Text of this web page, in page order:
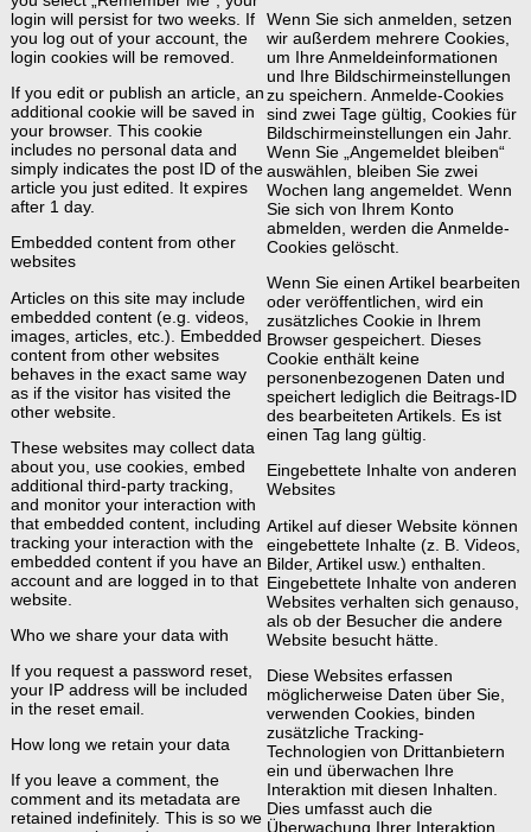
login will persist for two weeks. If
you log out of your account, the
login cookies will be removed.
If you edit or publish an article, an
additional cookie will be saved in
your browser. This cookie
includes no personal data and
simply indicates the post ID of the
article you just edited. It expires
after 1 day.
Embedded content from other
websites
Articles on this site may include
embedded content (e.g. videos,
images, articles, etc.). Embedded
content from other websites
behaves in the exact same way
as if the visitor has visited the
other website.
These websites may collect data
about you, use cookies, embed
additional third-party tracking,
and monitor your interaction with
that embedded content, including
tracking your interaction with the
embedded content if you have an
account and are logged in to that
website.
Who we share your data with
If you request a password reset,
your IP address will be included
in the reset email.
How long we retain your data
If you leave a comment, the
comment and its metadata are
retained indefinitely. This is so we
Wenn Sie sich anmelden, setzen
wir außerdem mehrere Cookies,
um Ihre Anmeldeinformationen
und Ihre Bildschirmeinstellungen
zu speichern. Anmelde-Cookies
sind zwei Tage gültig, Cookies für
Bildschirmeinstellungen ein Jahr.
Wenn Sie „Angemeldet bleiben“
auswählen, bleiben Sie zwei
Wochen lang angemeldet. Wenn
Sie sich von Ihrem Konto
abmelden, werden die Anmelde-
Cookies gelöscht.
Wenn Sie einen Artikel bearbeiten
oder veröffentlichen, wird ein
zusätzliches Cookie in Ihrem
Browser gespeichert. Dieses
Cookie enthält keine
personenbezogenen Daten und
speichert lediglich die Beitrags-ID
des bearbeiteten Artikels. Es ist
einen Tag lang gültig.
Eingebettete Inhalte von anderen
Websites
Artikel auf dieser Website können
eingebettete Inhalte (z. B. Videos,
Bilder, Artikel usw.) enthalten.
Eingebettete Inhalte von anderen
Websites verhalten sich genauso,
als ob der Besucher die andere
Website besucht hätte.
Diese Websites erfassen
möglicherweise Daten über Sie,
verwenden Cookies, binden
zusätzliche Tracking-
Technologien von Drittanbietern
ein und überwachen Ihre
Interaktion mit diesen Inhalten.
Dies umfasst auch die
Überwachung Ihrer Interaktion